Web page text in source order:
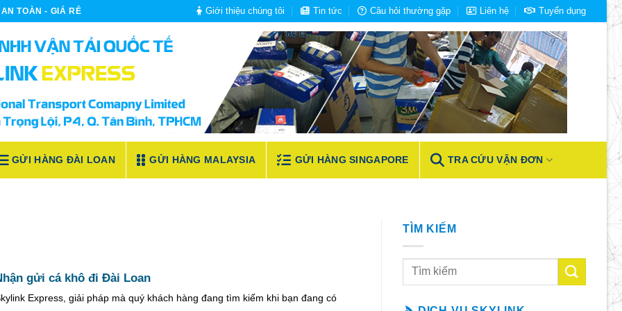
TOÀN - GIÁ RẺ Giới thiệu chúng tôi Tin tức Câu hỏi thường gặp Liên hệ Tuyển dụng
GỬI HÀNG ĐÀI LOAN GỬI HÀNG MALAYSIA GỬI HÀNG SINGAPORE TRA CỨU VẬN ĐƠN
gửi cá khô đi Đài Loan
Express, giải pháp mà quý khách hàng đang tìm kiếm khi bạn đang có
TÌM KIẾM